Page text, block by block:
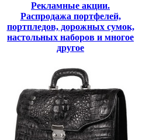
Рекламные акции.
Распродажа портфелей,
портпледов, дорожных сумок,
настольных наборов и многое
другое